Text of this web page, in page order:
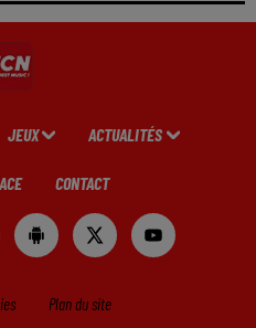
JEUX ACTUALITÉS
CONTACT
Plan du site